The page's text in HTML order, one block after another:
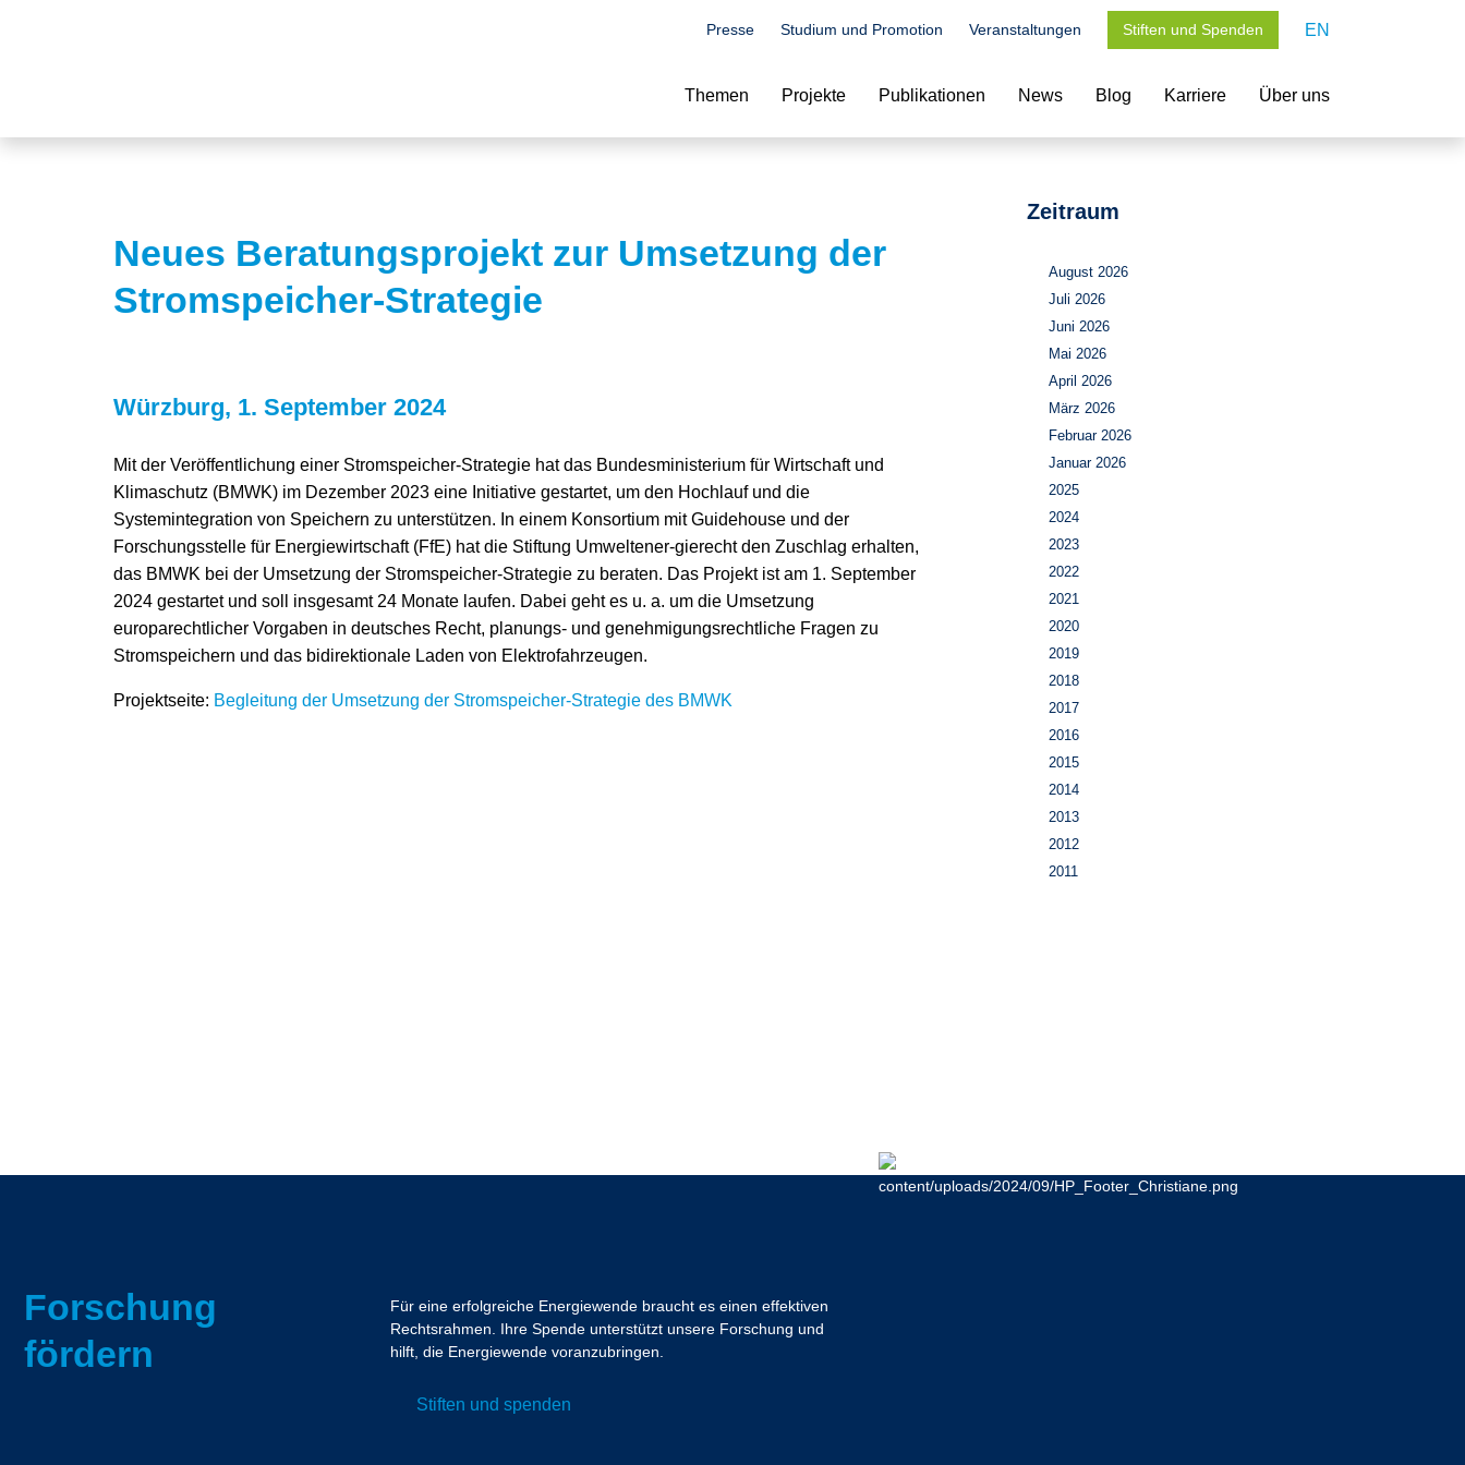
Presse Studium und Promotion Veranstaltungen Stiften und Spenden EN
Themen Projekte Publikationen News Blog Karriere Über uns
Neues Beratungsprojekt zur Umsetzung der
Stromspeicher-Strategie
Würzburg, 1. September 2024
Mit der Veröffentlichung einer Stromspeicher-Strategie hat das Bundesministerium für Wirtschaft und
Klimaschutz (BMWK) im Dezember 2023 eine Initiative gestartet, um den Hochlauf und die
Systemintegration von Speichern zu unterstützen. In einem Konsortium mit Guidehouse und der
Forschungsstelle für Energiewirtschaft (FfE) hat die Stiftung Umweltener-gierecht den Zuschlag erhalten,
das BMWK bei der Umsetzung der Stromspeicher-Strategie zu beraten. Das Projekt ist am 1. September
2024 gestartet und soll insgesamt 24 Monate laufen. Dabei geht es u. a. um die Umsetzung
europarechtlicher Vorgaben in deutsches Recht, planungs- und genehmigungsrechtliche Fragen zu
Stromspeichern und das bidirektionale Laden von Elektrofahrzeugen.
Projektseite: Begleitung der Umsetzung der Stromspeicher-Strategie des BMWK
Zeitraum
August 2026
Juli 2026
Juni 2026
Mai 2026
April 2026
März 2026
Februar 2026
Januar 2026
2025
2024
2023
2022
2021
2020
2019
2018
2017
2016
2015
2014
2013
2012
2011
Forschung
fördern
Für eine erfolgreiche Energiewende braucht es einen effektiven
Rechtsrahmen. Ihre Spende unterstützt unsere Forschung und
hilft, die Energiewende voranzubringen.
Stiften und spenden